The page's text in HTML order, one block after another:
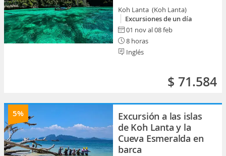
Koh Lanta (Koh Lanta)
Excursiones de un día
01 nov al 08 feb
8 horas
Inglés
$ 71.584
5%
Excursión a las islas
de Koh Lanta y la
Cueva Esmeralda en
barca